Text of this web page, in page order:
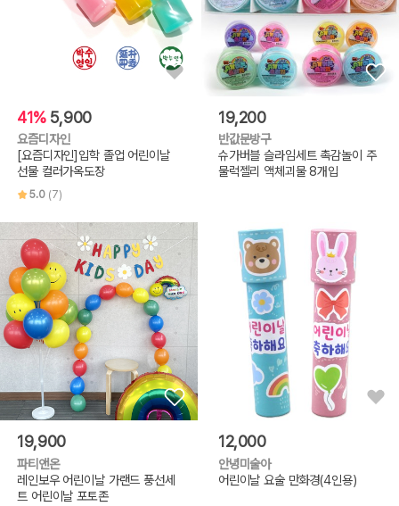
41% 5,900
요즘디자인
[요즘디자인]입학 졸업 어린이날
선물 컬러가옥도장
5.0 (7)
19,200
반값문방구
슈가버블 슬라임세트 촉감놀이 주
물럭젤리 액체괴물 8개입
19,900
파티앤온
레인보우 어린이날 가랜드 풍선세
트 어린이날 포토존
12,000
안녕미술아
어린이날 요술 만화경(4인용)